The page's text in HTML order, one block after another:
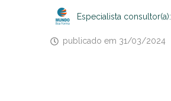
Especialista consultor(a):
publicado em 31/03/2024